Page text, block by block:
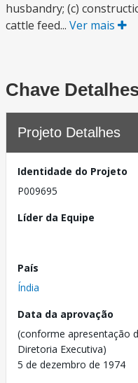
husbandry; (c)
cattle feed... Ver mais
Chave
Projeto Detalhes
Identidade do Projeto
P009695
Líder da Equipe
País
Índia
Data da aprovação
(conforme apresentação
Diretoria Executiva)
5 de dezembro de 1974